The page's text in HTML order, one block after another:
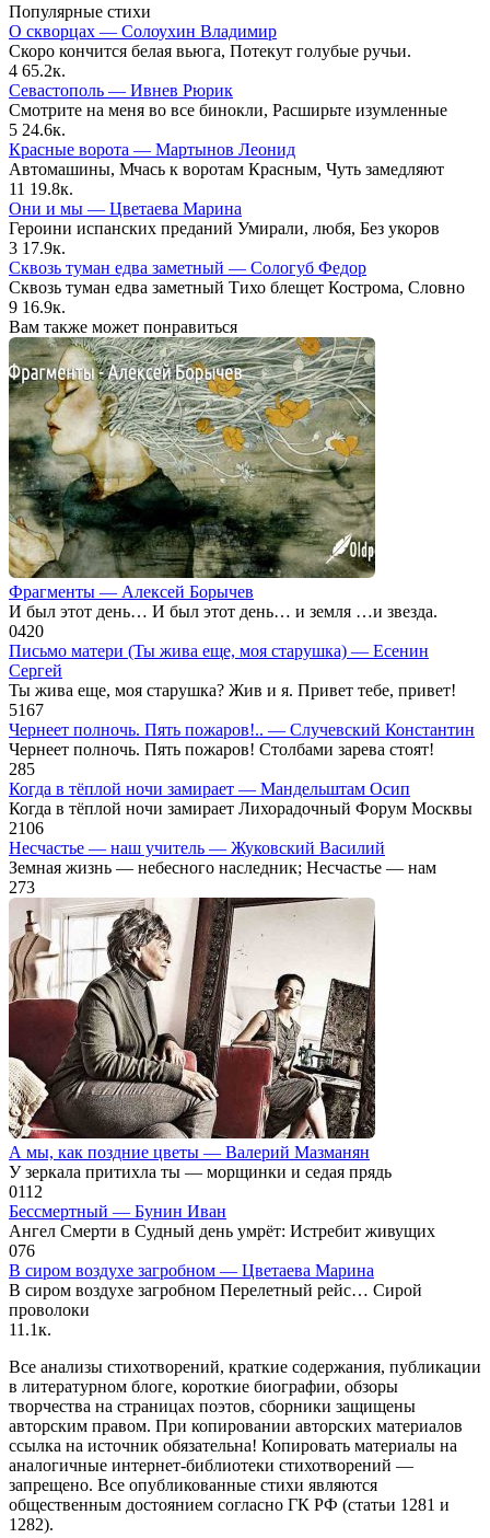
Популярные стихи
О скворцах — Солоухин Владимир
Скоро кончится белая вьюга, Потекут голубые ручьи.
4 65.2к.
Севастополь — Ивнев Рюрик
Смотрите на меня во все бинокли, Расширьте изумленные
5 24.6к.
Красные ворота — Мартынов Леонид
Автомашины, Мчась к воротам Красным, Чуть замедляют
11 19.8к.
Они и мы — Цветаева Марина
Героини испанских преданий Умирали, любя, Без укоров
3 17.9к.
Сквозь туман едва заметный — Сологуб Федор
Сквозь туман едва заметный Тихо блещет Кострома, Словно
9 16.9к.
Вам также может понравиться
Фрагменты — Алексей Борычев
И был этот день… И был этот день… и земля …и звезда.
0420
Письмо матери (Ты жива еще, моя старушка) — Есенин
Сергей
Ты жива еще, моя старушка? Жив и я. Привет тебе, привет!
5167
Чернеет полночь. Пять пожаров!.. — Случевский Константин
Чернеет полночь. Пять пожаров! Столбами зарева стоят!
285
Когда в тёплой ночи замирает — Мандельштам Осип
Когда в тёплой ночи замирает Лихорадочный Форум Москвы
2106
Несчастье — наш учитель — Жуковский Василий
Земная жизнь — небесного наследник; Несчастье — нам
273
А мы, как поздние цветы — Валерий Мазманян
У зеркала притихла ты — морщинки и седая прядь
0112
Бессмертный — Бунин Иван
Ангел Смерти в Судный день умрёт: Истребит живущих
076
В сиром воздухе загробном — Цветаева Марина
В сиром воздухе загробном Перелетный рейс… Сирой
проволоки
11.1к.
Все анализы стихотворений, краткие содержания, публикации
в литературном блоге, короткие биографии, обзоры
творчества на страницах поэтов, сборники защищены
авторским правом. При копировании авторских материалов
ссылка на источник обязательна! Копировать материалы на
аналогичные интернет-библиотеки стихотворений —
запрещено. Все опубликованные стихи являются
общественным достоянием согласно ГК РФ (статьи 1281 и
1282).